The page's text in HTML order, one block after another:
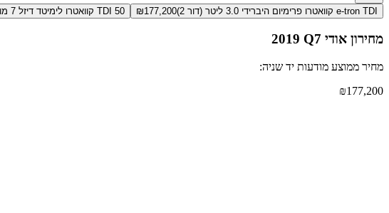
e-tron TDI קוואטרו פרימיום היברידי 3.0 ליטר (דור 2) ₪177,200 50 TDI קוואטרו לימיטד דיזל 7 מושבים (דור 2)
מחירון אודי Q7 2019
מחיר ממוצע מודעות יד שניה:
₪177,200